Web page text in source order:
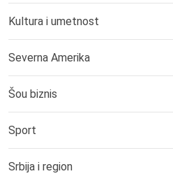
Kultura i umetnost
Severna Amerika
Šou biznis
Sport
Srbija i region